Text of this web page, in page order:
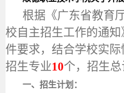
根据《广东省教育
校自主招生工作的通
件要求，结合学校实
招生专业10个，招生总
一、招生计划：